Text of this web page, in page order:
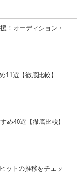
！オーディション・
11選【徹底比較】
め40選【徹底比較】
ットの推移をチェッ